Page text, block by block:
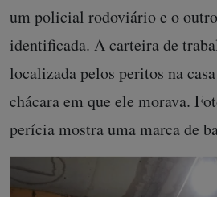
um policial rodoviário e o
identificada. A carteira de
localizada pelos peritos na
chácara em que ele morava.
perícia mostra uma marca de